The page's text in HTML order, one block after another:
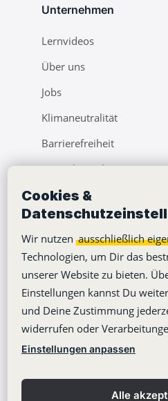
Cookies &
Wir nutzen ausschließlich
Technologien, um Dir das
unserer Website zu bieten.
Einstellungen kannst Du
und Deine Zustimmung
widerrufen oder
Einstellungen anpassen
Alle
Unternehmen
Lernvideos
Über uns
Jobs
Klimaneutralität
Barrierefreiheit
Pressebereich
Webinare
Learning Center
Blog
Copyright © 2012-2026